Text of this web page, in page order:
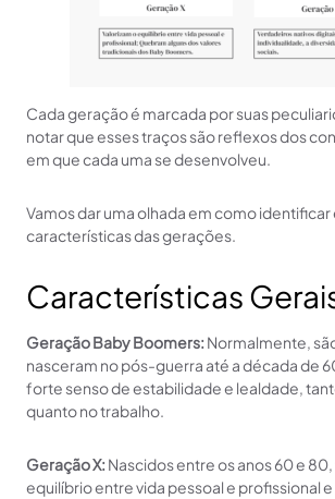
Cada geração é marcada por suas
notar que esses traços são reflexos dos
em que cada uma se desenvolveu.
Vamos dar uma olhada em como identificar
características das gerações.
Características
Geração Baby Boomers: Normalmente,
nasceram no pós-guerra até a década de
forte senso de estabilidade e lealdade,
quanto no trabalho.
Geração X: Nascidos entre os anos 60 e
equilíbrio entre vida pessoal e profissional e